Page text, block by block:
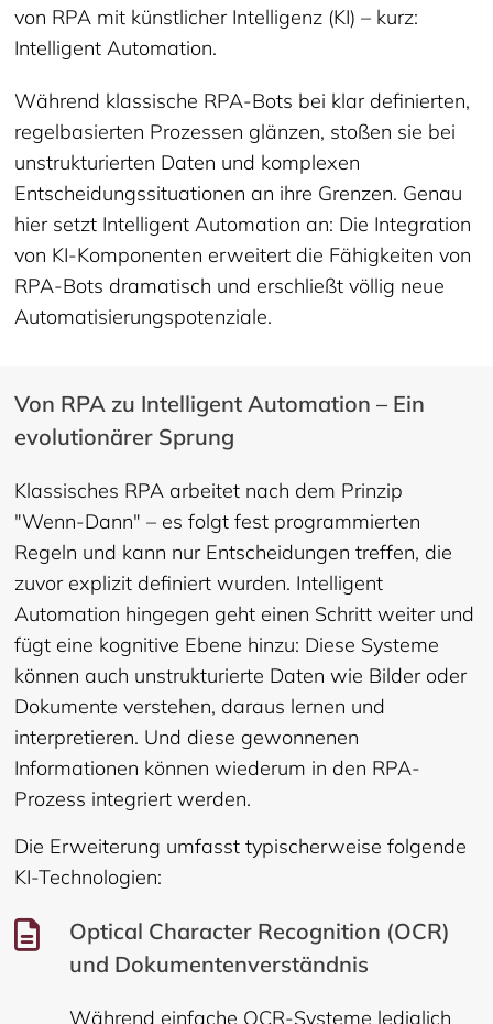
von RPA mit künstlicher Intelligenz (KI) – kurz:
Intelligent Automation.
Während klassische RPA-Bots bei klar definierten,
regelbasierten Prozessen glänzen, stoßen sie bei
unstrukturierten Daten und komplexen
Entscheidungssituationen an ihre Grenzen. Genau
hier setzt Intelligent Automation an: Die Integration
von KI-Komponenten erweitert die Fähigkeiten von
RPA-Bots dramatisch und erschließt völlig neue
Automatisierungspotenziale.
Von RPA zu Intelligent Automation – Ein
evolutionärer Sprung
Klassisches RPA arbeitet nach dem Prinzip
"Wenn-Dann" – es folgt fest programmierten
Regeln und kann nur Entscheidungen treffen, die
zuvor explizit definiert wurden. Intelligent
Automation hingegen geht einen Schritt weiter und
fügt eine kognitive Ebene hinzu: Diese Systeme
können auch unstrukturierte Daten wie Bilder oder
Dokumente verstehen, daraus lernen und
interpretieren. Und diese gewonnenen
Informationen können wiederum in den RPA-
Prozess integriert werden.
Die Erweiterung umfasst typischerweise folgende
KI-Technologien:
Optical Character Recognition (OCR)
und Dokumentenverständnis
Während einfache OCR-Systeme lediglich